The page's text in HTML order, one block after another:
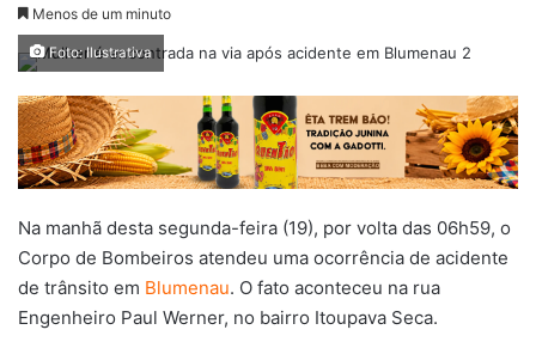
Menos de um minuto
Foto: Ilustrativa
Na manhã desta segunda-feira (19), por volta das 06h59, o
Corpo de Bombeiros atendeu uma ocorrência de acidente
de trânsito em Blumenau. O fato aconteceu na rua
Engenheiro Paul Werner, no bairro Itoupava Seca.